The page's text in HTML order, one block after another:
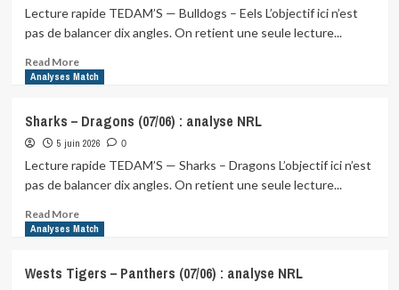
(11/06)
analyse
NRL
Lecture rapide TEDAM’S — Bulldogs – Eels L’objectif ici n’est
pas de balancer dix angles. On retient une seule lecture...
Read MoreRead
more
–
Eels
(08/06)
analyse
NRL
Analyses Match
Sharks – Dragons (07/06) : analyse NRL
5 juin 2026 0
Lecture rapide TEDAM’S — Sharks – Dragons L’objectif ici n’est
pas de balancer dix angles. On retient une seule lecture...
Read MoreRead
more
–
Analyses Match
Wests Tigers – Panthers (07/06) : analyse NRL